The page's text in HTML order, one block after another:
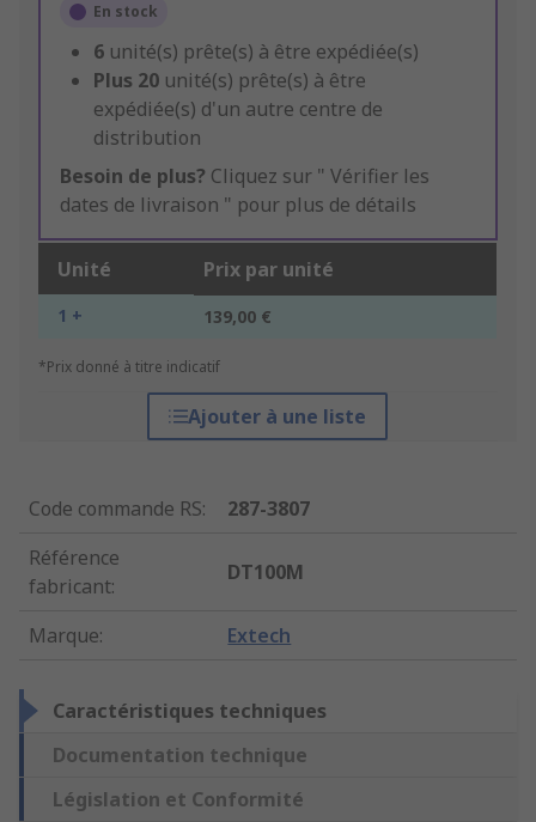
En stock
6 unité(s) prête(s) à être expédiée(s)
Plus 20 unité(s) prête(s) à être
expédiée(s) d'un autre centre de
distribution
Besoin de plus? Cliquez sur " Vérifier les
dates de livraison " pour plus de détails
Unité Prix par unité
1 + 139,00 €
*Prix donné à titre indicatif
Ajouter à une liste
Code commande RS:
287-3807
Référence
fabricant:
DT100M
Marque: Extech
Caractéristiques techniques
Documentation technique
Législation et Conformité